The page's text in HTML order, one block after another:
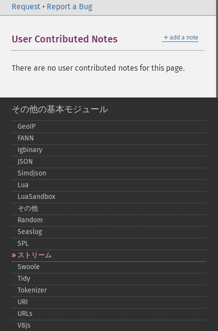
Request • Report a Bug
＋ add a note
User Contributed Notes
There are no user contributed notes for this page.
その他の基本モジュール
GeoIP
FANN
Igbinary
JSON
Simdjson
Lua
LuaSandbox
その他
Random
Seaslog
SPL
ストリーム
Swoole
Tidy
Tokenizer
URI
URLs
V8js